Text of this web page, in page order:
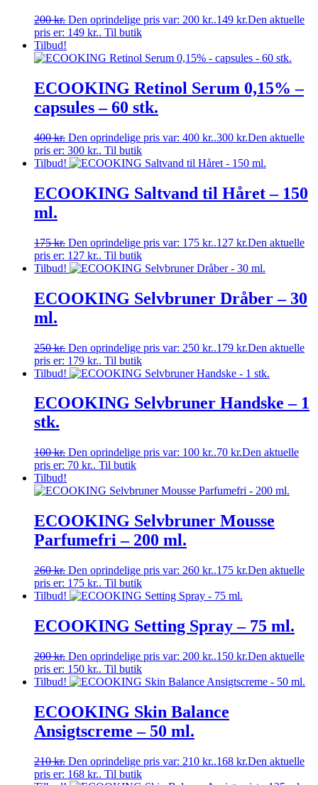
200kr. Den oprindelige pris var: 200 kr..149 kr.Den aktuelle
pris er: 149 kr.. Til butik
Tilbud!
ECOOKING Retinol Serum 0,15% –
capsules – 60 stk.
400kr. Den oprindelige pris var: 400 kr..300 kr.Den aktuelle
pris er: 300 kr.. Til butik
Tilbud!
ECOOKING Saltvand til Håret – 150
ml.
175kr. Den oprindelige pris var: 175 kr..127 kr.Den aktuelle
pris er: 127 kr.. Til butik
Tilbud!
ECOOKING Selvbruner Dråber – 30
ml.
250kr. Den oprindelige pris var: 250 kr..179 kr.Den aktuelle
pris er: 179 kr.. Til butik
Tilbud!
ECOOKING Selvbruner Handske – 1
stk.
100kr. Den oprindelige pris var: 100 kr..70 kr.Den aktuelle
pris er: 70 kr.. Til butik
Tilbud!
ECOOKING Selvbruner Mousse
Parfumefri – 200 ml.
260kr. Den oprindelige pris var: 260 kr..175 kr.Den aktuelle
pris er: 175 kr.. Til butik
Tilbud!
ECOOKING Setting Spray – 75 ml.
200kr. Den oprindelige pris var: 200 kr..150 kr.Den aktuelle
pris er: 150 kr.. Til butik
Tilbud!
ECOOKING Skin Balance
Ansigtscreme – 50 ml.
210kr. Den oprindelige pris var: 210 kr..168 kr.Den aktuelle
pris er: 168 kr.. Til butik